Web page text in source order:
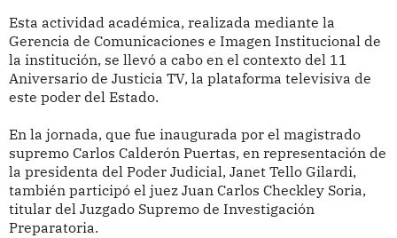
Esta actividad académica, realizada mediante la
Gerencia de Comunicaciones e Imagen Institucional de
la institución, se llevó a cabo en el contexto del 11
Aniversario de Justicia TV, la plataforma televisiva de
este poder del Estado.
En la jornada, que fue inaugurada por el magistrado
supremo Carlos Calderón Puertas, en representación de
la presidenta del Poder Judicial, Janet Tello Gilardi,
también participó el juez Juan Carlos Checkley Soria,
titular del Juzgado Supremo de Investigación
Preparatoria.